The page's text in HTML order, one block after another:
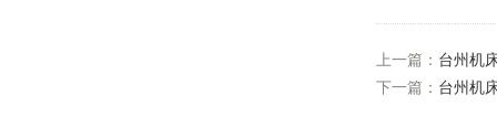
上一篇： 台州机
下一篇： 台州机